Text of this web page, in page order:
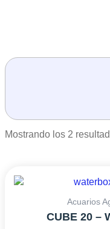
Mostrando los 2
Acuarios
CUBE 20 –